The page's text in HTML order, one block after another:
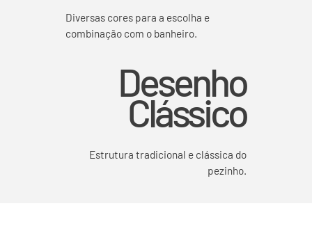
Diversas cores para a escolha e
combinação com o banheiro.
Desenho
Clássico
Estrutura tradicional e clássica do
pezinho.